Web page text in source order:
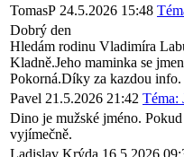
TomasP 24.5.2026 15:48
Dobrý den
Hledám rodinu Vladimíra
Kladně.Jeho maminka se
Pokorná.Díky za kazdou info.
Pavel 21.5.2026 21:42 Téma:
Dino je mužské jméno.
vyjímečně.